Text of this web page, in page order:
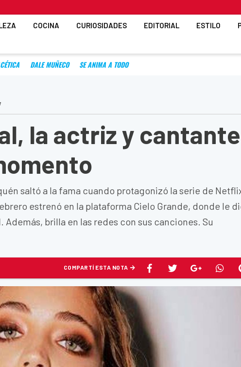
COCINA CURIOSIDADES EDITORIAL ESTILO
DALE MUÑECO SE ANIMA A TODO
la actriz y cantante
saltó a la fama cuando protagonizó la serie de
estrenó en la plataforma Cielo Grande, donde le
brilla en las redes con sus canciones. Su
COMPARTÍ ESTA NOTA